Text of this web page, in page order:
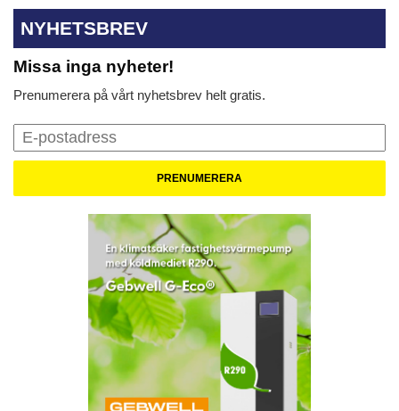
NYHETSBREV
Missa inga nyheter!
Prenumerera på vårt nyhetsbrev helt gratis.